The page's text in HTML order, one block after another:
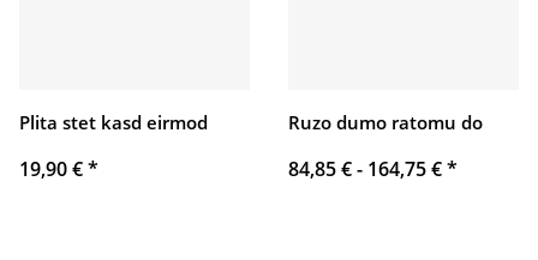
Plita stet kasd eirmod
19,90 €*
Ruzo dumo ratomu do
84,85 € - 164,75 €*